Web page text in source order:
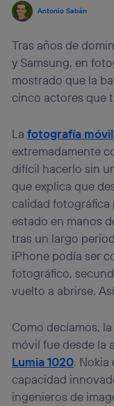
Antonio Sabán
Tras años de
y Samsung, en
mostrado que la
cinco actores que
Lafotografía móvil
extremadamente
difícil hacerlo sin
que explica que
calidad fotográfica
estado en manos
tras un largo
iPhone podía ser
fotográfico,
vuelto a abrirse.
Como decíamos,
móvil fue desde la
Lumia 1020. Nokia
capacidad
ingenieros de